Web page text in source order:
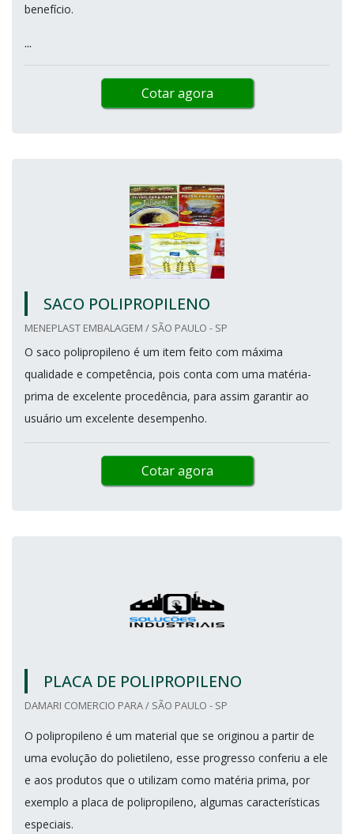
benefício.
...
Cotar agora
SACO POLIPROPILENO
MENEPLAST EMBALAGEM / SÃO PAULO - SP
O saco polipropileno é um item feito com máxima
qualidade e competência, pois conta com uma matéria-
prima de excelente procedência, para assim garantir ao
usuário um excelente desempenho.
Cotar agora
PLACA DE POLIPROPILENO
DAMARI COMERCIO PARA / SÃO PAULO - SP
O polipropileno é um material que se originou a partir de
uma evolução do polietileno, esse progresso conferiu a ele
e aos produtos que o utilizam como matéria prima, por
exemplo a placa de polipropileno, algumas características
especiais.